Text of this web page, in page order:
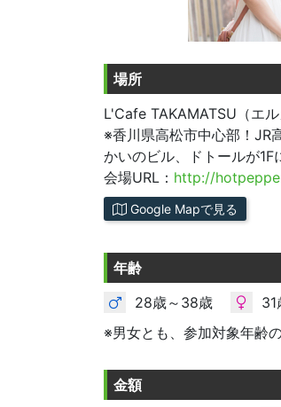
場所
L'Cafe TAKAMATSU（エル
※香川県高松市中心部！JR
かいのビル、ドトールが1F
会場URL： http://
Google Mapで見る
年齢
28歳～38歳
※男女とも、参加対象年齢
金額